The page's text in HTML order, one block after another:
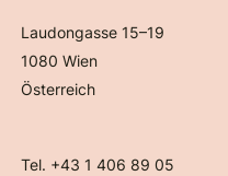
Laudongasse 15–19
1080 Wien
Österreich
Tel. +43 1 406 89 05